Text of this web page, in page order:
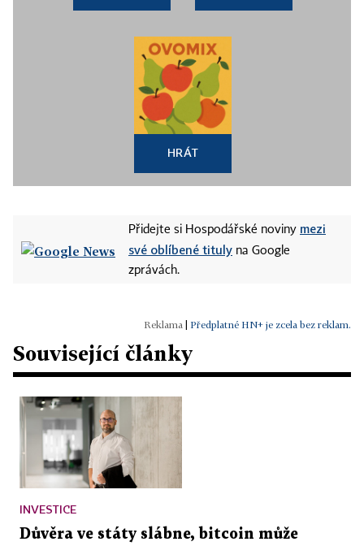
HRÁT
Přidejte si Hospodářské noviny mezi
své oblíbené tituly na Google
zprávách.
Předplatné HN+ je zcela bez reklam.
Související články
INVESTICE
Důvěra ve státy slábne, bitcoin může